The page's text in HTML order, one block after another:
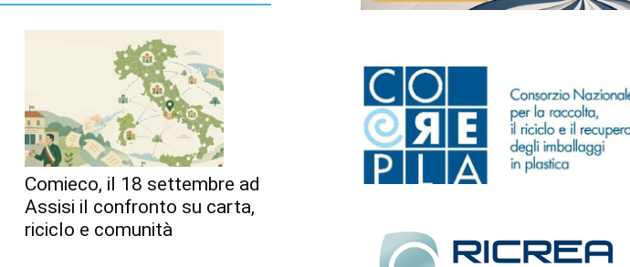
Comieco, il 18 settembre ad
Assisi il confronto su carta,
riciclo e comunità